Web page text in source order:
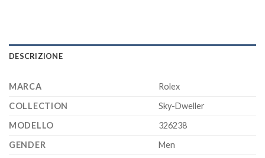
DESCRIZIONE
MARCA
Rolex
COLLECTION
Sky-Dweller
MODELLO
326238
GENDER
Men